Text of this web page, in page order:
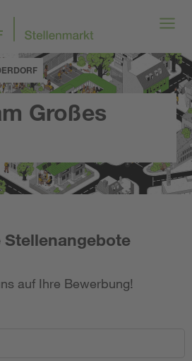
Großes
auf Ihre Bewerbung!